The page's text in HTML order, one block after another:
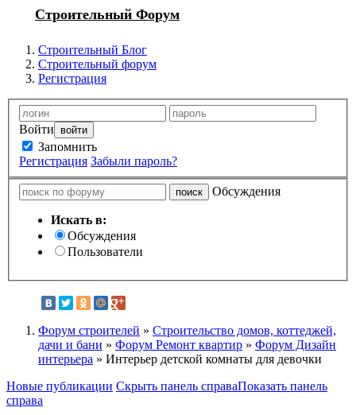
Строительный Форум
Строительный Блог
Строительный форум
Регистрация
Войти
Запомнить
Регистрация Забыли пароль?
Обсуждения
Искать в:
Обсуждения
Пользователи
Форум строителей » Строительство домов, коттеджей,
дачи и бани » Форум Ремонт квартир » Форум Дизайн
интерьера » Интерьер детской комнаты для девочки
Новые публикации Скрыть панель справаПоказать панель
справа